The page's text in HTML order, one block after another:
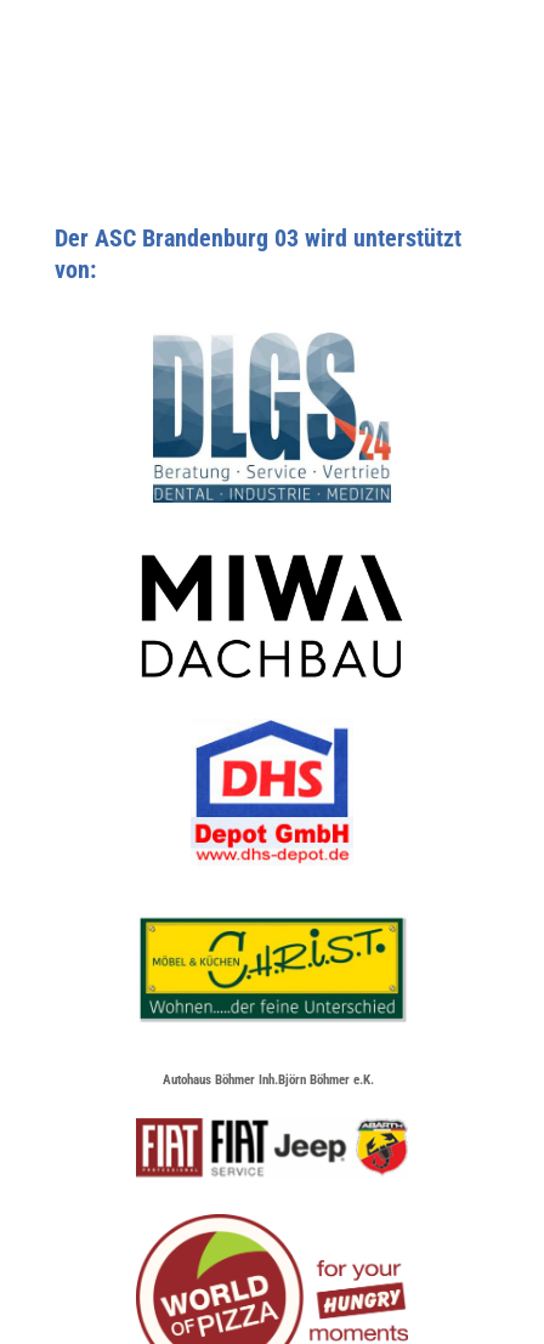
Der ASC Brandenburg 03 wird unterstützt
von:
Autohaus Böhmer Inh.Björn Böhmer e.K.